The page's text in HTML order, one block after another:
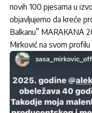
novih 100 pjesama u
objavljujemo da kreće
Balkanu” MARAKANA
Mirković na svom profilu